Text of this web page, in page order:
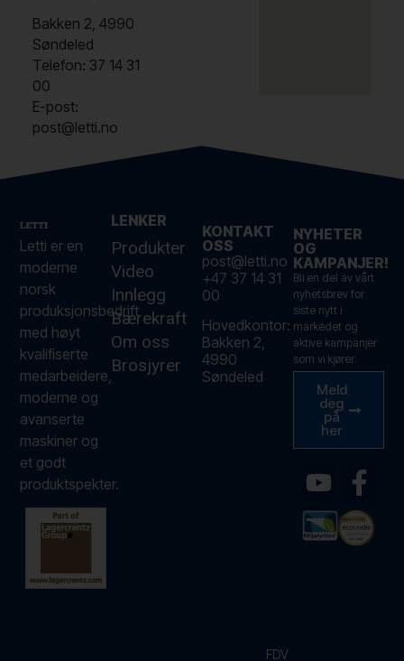
Bakken 2, 4990
Søndeled
Telefon: 37 14 31
00
E-post:
post@letti.no
Letti er en
moderne
norsk
produksjonsbedrift
med høyt
kvalifiserte
medarbeidere,
moderne og
avanserte
maskiner og
et godt
produktspekter.
LENKER
Produkter
Video
Innlegg
Bærekraft
Om oss
Brosjyrer
KONTAKT
OSS
post@letti.no
+47 37 14 31
00
Hovedkontor:
Bakken 2,
4990
Søndeled
NYHETER
OG
KAMPANJER!
Bli en del av vårt
nyhetsbrev for
siste nytt i
markedet og
aktive kampanjer
som vi kjører.
Meld
deg
på
her
FDV